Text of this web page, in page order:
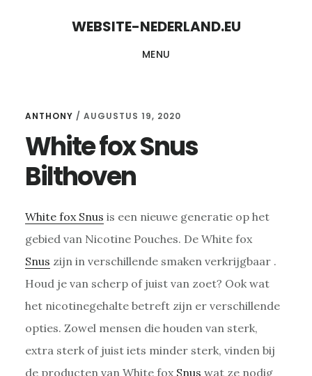
WEBSITE-NEDERLAND.EU
MENU
ANTHONY / AUGUSTUS 19, 2020
White fox Snus
Bilthoven
White fox Snus is een nieuwe generatie op het
gebied van Nicotine Pouches. De White fox
Snus zijn in verschillende smaken verkrijgbaar .
Houd je van scherp of juist van zoet? Ook wat
het nicotinegehalte betreft zijn er verschillende
opties. Zowel mensen die houden van sterk,
extra sterk of juist iets minder sterk, vinden bij
de producten van White fox Snus wat ze nodig